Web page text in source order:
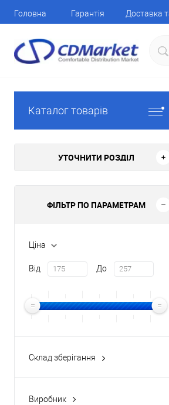
Головна Гарантія Доставка
Каталог товарів
УТОЧНИТИ РОЗДІЛ
ФІЛЬТР ПО ПАРАМЕТРАМ
Ціна
Від До
Склад зберігання
Виробник